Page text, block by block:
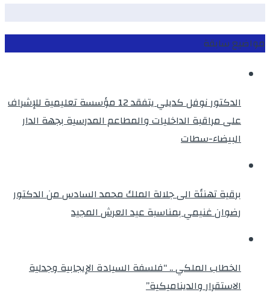
مواضيع سابقة
الدكتور نوفل كديلي يتفقد 12 مؤسسة تعليمية للإشراف
على مراقبة الداخليات والمطاعم المدرسية بجهة الدار
البيضاء-سطات
برقية تهنئة الى جلالة الملك محمد السادس من الدكتور
رضوان غنيمي بمناسبة عيد العرش المجيد
الخطاب الملكي .. “فلسفة السيادة الإيجابية وجدلية
الاستقرار والديناميكية”